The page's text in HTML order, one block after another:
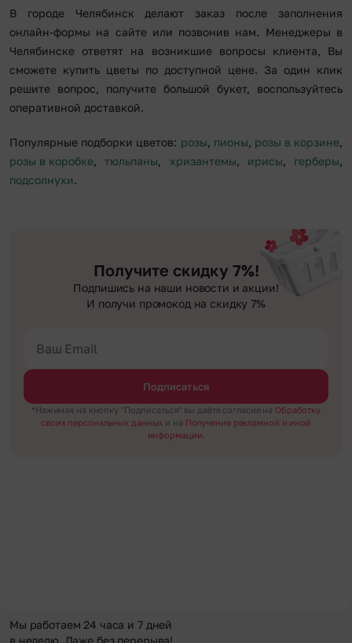
В городе Челябинск делают заказ после заполнения
онлайн-формы на сайте или позвонив нам. Менеджеры в
Челябинске ответят на возникшие вопросы клиента, Вы
сможете купить цветы по доступной цене. За один клик
решите вопрос, получите большой букет, воспользуйтесь
оперативной доставкой.
Популярные подборки цветов: розы, пионы, розы в корзине,
розы в коробке,тюльпаны, хризантемы, ирисы, герберы,
подсолнухи.
Получите скидку 7%!
Подпишись на наши новости и акции!
И получи промокод на скидку 7%
Подписаться
*Нажимая на кнопку "Подписаться" вы даёте согласие на Обработку
своих персональных данных и на Получение рекламной и иной
информации.
Мы работаем 24 часа и 7 дней